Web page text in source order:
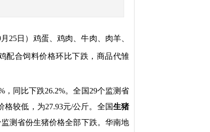
25日）鸡蛋、鸡肉、牛肉、 肉羊
配合饲料价格环比下跌，商品代雏
，同比下跌26.2%。全国29个监测省
较低，为27.93元/公斤。全国生猪
测省份生猪价格全部下跌。华南地